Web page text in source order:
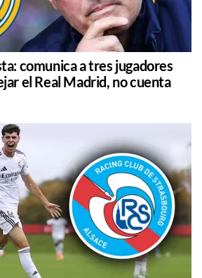
comunica a tres jugadores
el Real Madrid, no cuenta